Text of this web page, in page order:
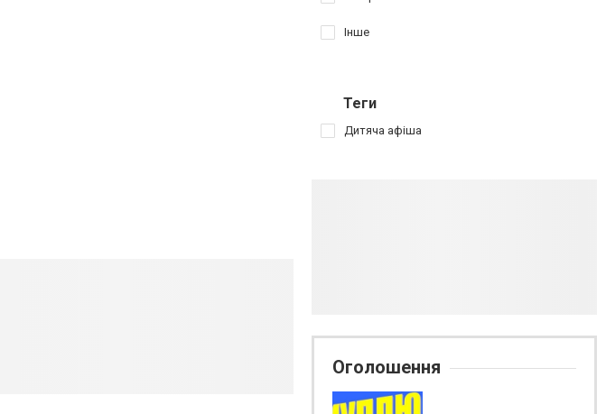
Інше
Теги
Дитяча афіша
Оголошення